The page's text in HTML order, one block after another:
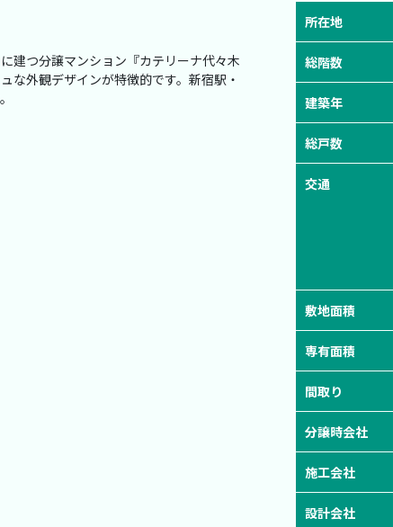
所在地
総階数
建築年
総戸数
交通
敷地面積
専有面積
間取り
分譲時会社
施工会社
設計会社
建つ分譲マンション『カテリーナ代々木
な外観デザインが特徴的です。新宿駅・